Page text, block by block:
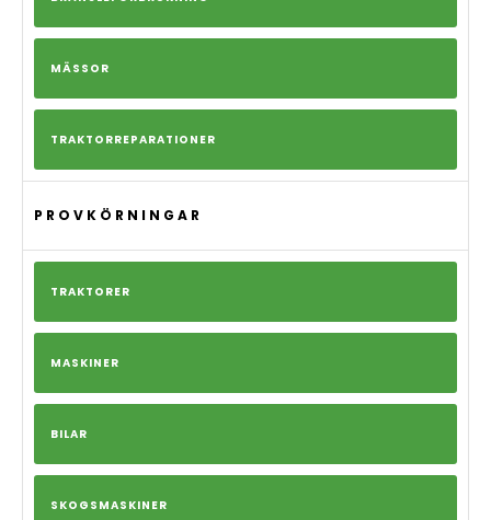
MÄSSOR
TRAKTORREPARATIONER
PROVKÖRNINGAR
TRAKTORER
MASKINER
BILAR
SKOGSMASKINER